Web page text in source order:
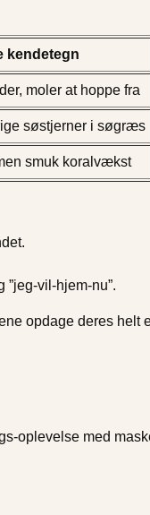
kendetegn
moler at hoppe fra
søstjerner i søgræs
smuk koralvækst
”jeg-vil-hjem-nu”.
opdage deres
oplevelse med